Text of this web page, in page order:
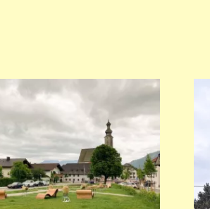
Anger